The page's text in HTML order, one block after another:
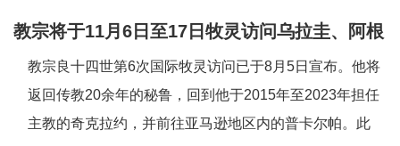
神圣的容貌，因此我们也应该进入“对
及为数众多的其他青年，就是在亚西
西这里面容变得愈加肖似基督的。教
宗良十四世8月6日耶稣显圣容庆日在
教宗将于11月6日至17日牧灵访问乌拉圭、阿根
教宗良十四世第6次国际牧灵访问已于8月5日宣布。他将
返回传教20余年的秘鲁，回到他于2015年至2023年担任
主教的奇克拉约，并前往亚马逊地区内的普卡尔帕。此